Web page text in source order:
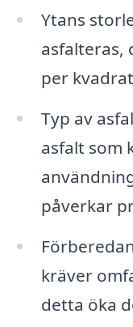
Ytans
asfalteras,
per
Typ av
asfalt som
påverkar
kräver
detta öka